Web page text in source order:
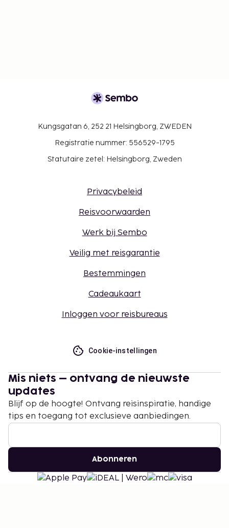
Kungsgatan 6, 252 21 Helsingborg, ZWEDEN
Registratie nummer: 556529-1795
Statutaire zetel: Helsingborg, Zweden
Privacybeleid
Reisvoorwaarden
Werk bij Sembo
Veilig met reisgarantie
Bestemmingen
Cadeaukaart
Inloggen voor reisbureaus
Cookie-instellingen
Mis niets – ontvang de nieuwste
updates
Blijf op de hoogte! Ontvang reisinspiratie, handige
tips en toegang tot exclusieve aanbiedingen.
Abonneren